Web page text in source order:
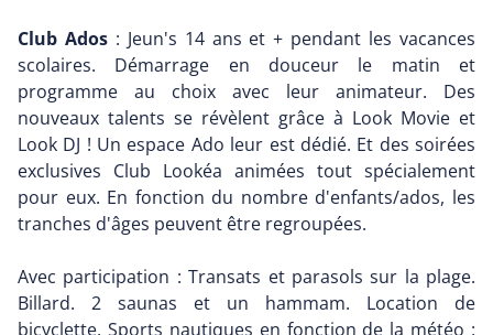
Club Ados: Jeun's 14 ans et + pendant les vacances
scolaires. Démarrage en douceur le matin et
programme au choix avec leur animateur. Des
nouveaux talents se révèlent grâce à Look Movie et
Look DJ ! Un espace Ado leur est dédié. Et des soirées
exclusives Club Lookéa animées tout spécialement
pour eux. En fonction du nombre d'enfants/ados, les
tranches d'âges peuvent être regroupées.
Avec participation : Transats et parasols sur la plage.
Billard. 2 saunas et un hammam. Location de
bicyclette. Sports nautiques en fonction de la météo :